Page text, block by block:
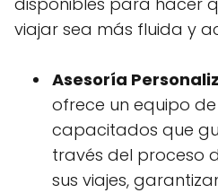
viajar sea más fluida y
Asesoría
ofrece un equipo
capacitados que
través del proceso
sus viajes,